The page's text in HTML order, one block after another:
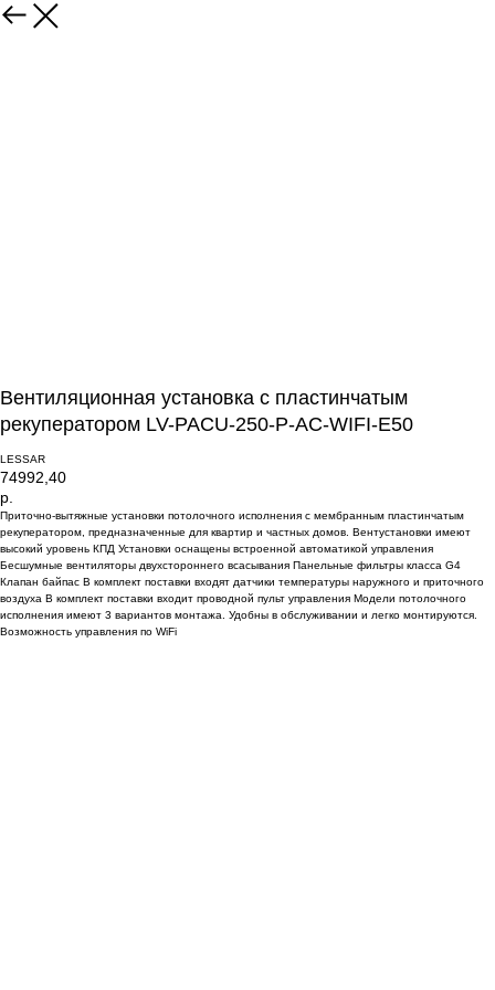
Вентиляционная установка с пластинчатым
рекуператором LV-PACU-250-P-AC-WIFI-E50
LESSAR
74992,40
р.
Приточно-вытяжные установки потолочного исполнения с мембранным пластинчатым
рекуператором, предназначенные для квартир и частных домов. Вентустановки имеют
высокий уровень КПД Установки оснащены встроенной автоматикой управления
Бесшумные вентиляторы двухстороннего всасывания Панельные фильтры класса G4
Клапан байпас В комплект поставки входят датчики температуры наружного и приточного
воздуха В комплект поставки входит проводной пульт управления Модели потолочного
исполнения имеют 3 вариантов монтажа. Удобны в обслуживании и легко монтируются.
Возможность управления по WiFi